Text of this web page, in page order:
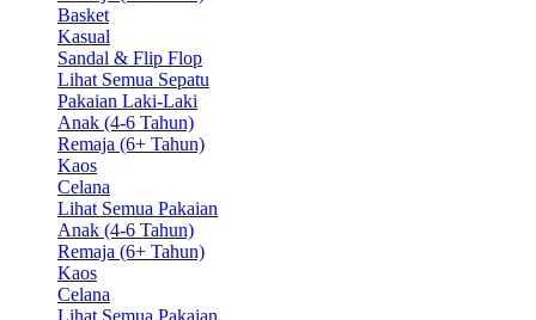
Basket
Kasual
Sandal & Flip Flop
Lihat Semua Sepatu
Pakaian Laki-Laki
Anak (4-6 Tahun)
Remaja (6+ Tahun)
Kaos
Celana
Lihat Semua Pakaian
Anak (4-6 Tahun)
Remaja (6+ Tahun)
Kaos
Celana